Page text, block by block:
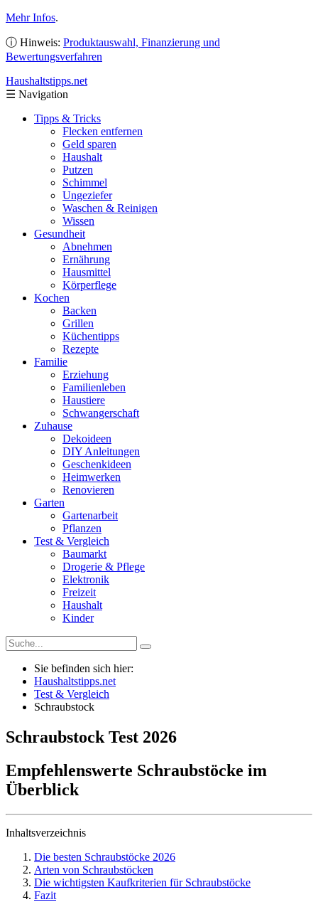
Mehr Infos.
ⓘ Hinweis: Produktauswahl, Finanzierung und
Bewertungsverfahren
Haushaltstipps.net
☰ Navigation
Tipps & Tricks
Flecken entfernen
Geld sparen
Haushalt
Putzen
Schimmel
Ungeziefer
Waschen & Reinigen
Wissen
Gesundheit
Abnehmen
Ernährung
Hausmittel
Körperflege
Kochen
Backen
Grillen
Küchentipps
Rezepte
Familie
Erziehung
Familienleben
Haustiere
Schwangerschaft
Zuhause
Dekoideen
DIY Anleitungen
Geschenkideen
Heimwerken
Renovieren
Garten
Gartenarbeit
Pflanzen
Test & Vergleich
Baumarkt
Drogerie & Pflege
Elektronik
Freizeit
Haushalt
Kinder
Sie befinden sich hier:
Haushaltstipps.net
Test & Vergleich
Schraubstock
Schraubstock Test 2026
Empfehlenswerte Schraubstöcke im
Überblick
Inhaltsverzeichnis
Die besten Schraubstöcke 2026
Arten von Schraubstöcken
Die wichtigsten Kaufkriterien für Schraubstöcke
Fazit